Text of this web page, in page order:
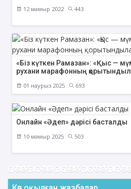
12 мамыр 2022 443
«Біз күткен Рамазан»: «Қыс —
рухани марафонның
01 наурыз 2025 693
Онлайн «Әдеп» дәрісі басталды
10 мамыр 2025 503